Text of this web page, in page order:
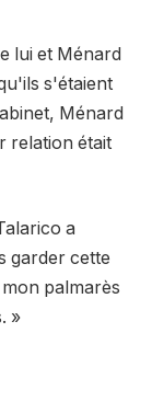
lui et Ménard
s'étaient
Ménard
relation était
a
garder cette
palmarès
»